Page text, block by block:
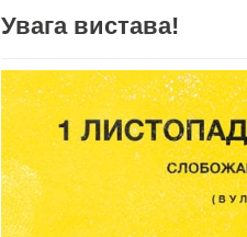
Увага вистава!